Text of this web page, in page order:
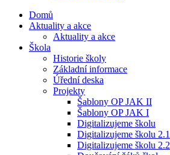
Domů
Aktuality a akce
Aktuality a akce
Škola
Historie školy
Základní informace
Úřední deska
Projekty
Šablony OP JAK II
Šablony OP JAK I
Digitalizujeme školu
Digitalizujeme školu 2.1
Digitalizujeme školu 2.2